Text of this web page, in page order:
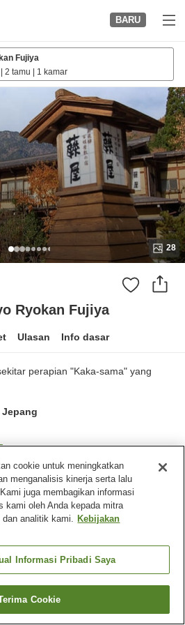
BARU
Fujiya
2 tamu 1 kamar
28
Ryokan Fujiya
Ulasan Info dasar
perapian "Kaka-sama" yang
Jepang
Mesin penjual otomatis
Pemandian udara terbuka
Kota Takayama
Cari kamar
cookie untuk meningkatkan
menganalisis kinerja serta lalu
juga membagikan informasi
kami oleh Anda kepada mitra
analitik kami. Kebijakan
Informasi Pribadi Saya
Cookie